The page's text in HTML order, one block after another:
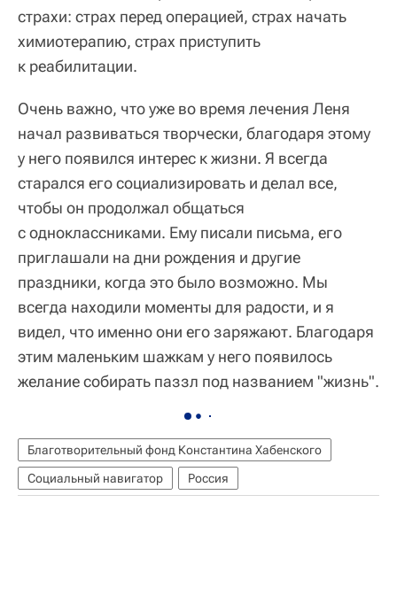
страхи: страх перед операцией, страх начать
химиотерапию, страх приступить
к реабилитации.
Очень важно, что уже во время лечения Леня
начал развиваться творчески, благодаря этому
у него появился интерес к жизни. Я всегда
старался его социализировать и делал все,
чтобы он продолжал общаться
с одноклассниками. Ему писали письма, его
приглашали на дни рождения и другие
праздники, когда это было возможно. Мы
всегда находили моменты для радости, и я
видел, что именно они его заряжают. Благодаря
этим маленьким шажкам у него появилось
желание собирать паззл под названием "жизнь".
Благотворительный фонд Константина Хабенского
Социальный навигатор
Россия